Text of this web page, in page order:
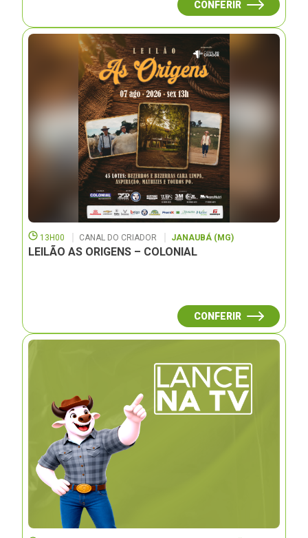
CONFERIR
13H00 CANAL DO CRIADOR JANAUBÁ (MG)
LEILÃO AS ORIGENS – COLONIAL
CONFERIR